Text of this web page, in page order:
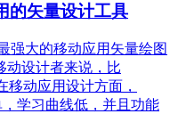
的矢量设计工具
强大的移动应用矢量绘图
动设计者来说，比
移动应用设计方面，
，学习曲线低，并且功能